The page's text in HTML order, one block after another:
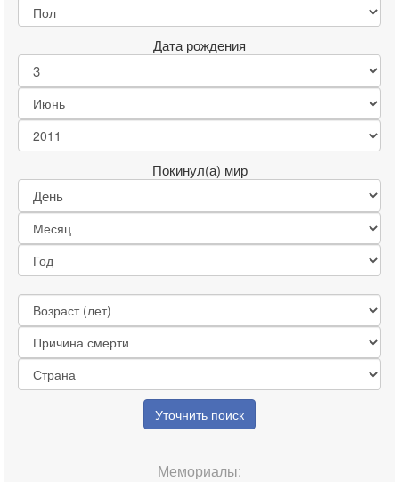
Дата рождения
Покинул(а) мир
Уточнить поиск
Мемориалы: